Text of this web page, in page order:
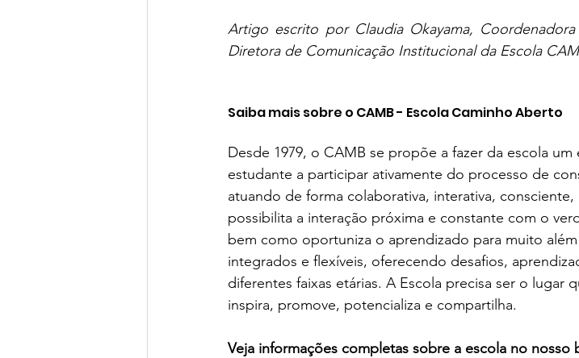
Artigo escrito por Claudia Okayama,
Diretora de Comunicação Institucional da Escola
Saiba mais sobre o CAMB - Escola Caminho Aberto
Desde 1979, o CAMB se propõe a fazer da escola
estudante a participar ativamente do processo de
atuando de forma colaborativa, interativa,
possibilita a interação próxima e constante com o
bem como oportuniza o aprendizado para muito
integrados e flexíveis, oferecendo desafios,
diferentes faixas etárias. A Escola precisa ser o lugar
inspira, promove, potencializa e compartilha.
Veja informações completas sobre a escola no nosso